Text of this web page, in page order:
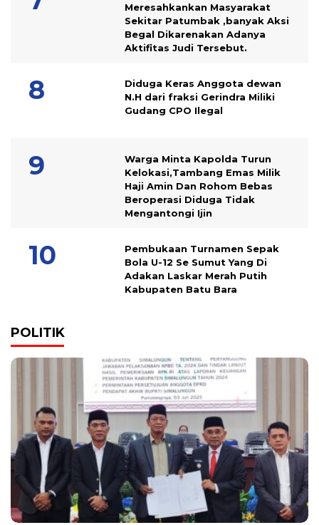
Meresahkankan Masyarakat
Sekitar Patumbak ,banyak Aksi
Begal Dikarenakan Adanya
Aktifitas Judi Tersebut.
Diduga Keras Anggota dewan
N.H dari fraksi Gerindra Miliki
Gudang CPO Ilegal
Warga Minta Kapolda Turun
Kelokasi,Tambang Emas Milik
Haji Amin Dan Rohom Bebas
Beroperasi Diduga Tidak
Mengantongi Ijin
Pembukaan Turnamen Sepak
Bola U-12 Se Sumut Yang Di
Adakan Laskar Merah Putih
Kabupaten Batu Bara
POLITIK